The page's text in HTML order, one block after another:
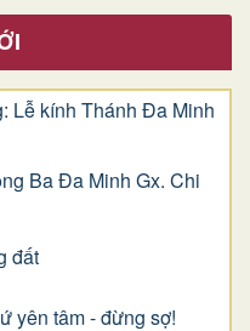
Lễ kính Thánh Đa Minh
Ba Đa Minh Gx. Chi
đất
yên tâm - đừng sợ!